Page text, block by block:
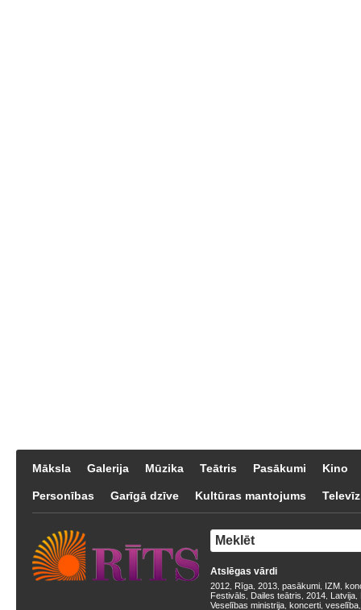
Māksla Galerija Mūzika Teātris Pasākumi Kino
Personības Garīgā dzīve Kultūras mantojums
Atslēgas vārdi
2012 Rīga 2013 pasākumi IZM
Festivāls
Dailes teātris 2014 Latvija
Veselības ministrija koncerti veselība